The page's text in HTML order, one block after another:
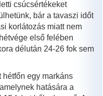
csúcsértékeket
bár a tavaszi időt
korlátozás miatt nem
első felében
délután 24-26 fok sem
egy markáns
hatására a